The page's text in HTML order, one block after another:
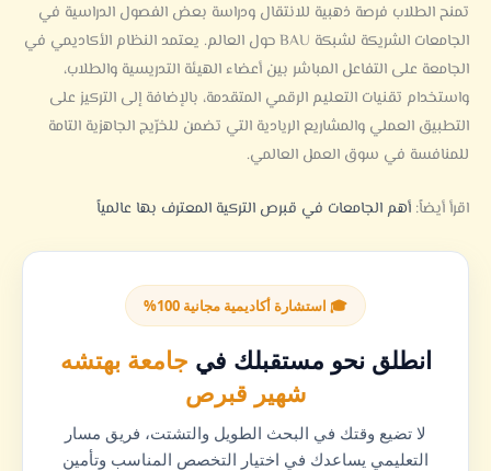
تمنح الطلاب فرصة ذهبية للانتقال ودراسة بعض الفصول الدراسية في
الجامعات الشريكة لشبكة BAU حول العالم. يعتمد النظام الأكاديمي في
الجامعة على التفاعل المباشر بين أعضاء الهيئة التدريسية والطلاب،
واستخدام تقنيات التعليم الرقمي المتقدمة، بالإضافة إلى التركيز على
التطبيق العملي والمشاريع الريادية التي تضمن للخرّيج الجاهزية التامة
للمنافسة في سوق العمل العالمي.
اقرأ أيضاً: أهم الجامعات في قبرص التركية المعترف بها عالمياً
🎓 استشارة أكاديمية مجانية 100%
انطلق نحو مستقبلك في جامعة بهتشه
شهير قبرص
لا تضيع وقتك في البحث الطويل والتشتت، فريق مسار
التعليمي يساعدك في اختيار التخصص المناسب وتأمين